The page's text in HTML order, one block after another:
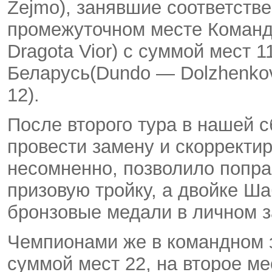
Zejmo), занявшие
промежуточном месте
Dragota Vior) с суммой мест
Беларусь(Dundo —
12).
После второго тура в нашей
провести замену и
несомненно, позволило
призовую тройку, а двойке
бронзовые медали в личном
Чемпионами же в командном
суммой мест 22, на второе